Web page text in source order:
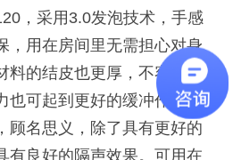
，采用 3.0发泡技术，手感
，用在房间里无需担心对身
料的结皮也更厚，不容易被
也可起到更好的缓冲作用。
顾名思义，除了具有更好的
有良好的隔声效果。可用在